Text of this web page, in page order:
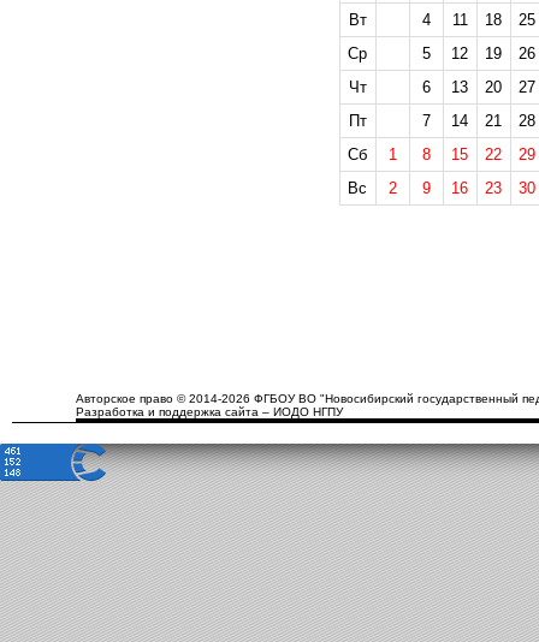
Вт
4 11 18
25
Ср
5 12 19
26
Чт
6 13 20
27
Пт
7 14 21
28
Сб
1 8 15 22
29
Вс
2 9 16 23 30
Авторское право © 2014-2026 ФГБОУ ВО "Новосибирский государственный
Разработка и поддержка сайта – ИОДО НГПУ